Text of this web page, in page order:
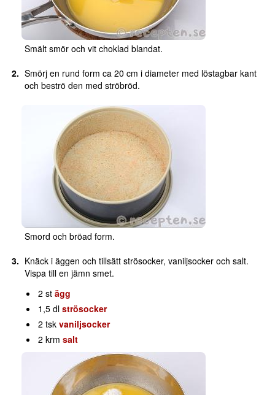
Smält smör och vit choklad blandat.
Smörj en rund form ca 20 cm i diameter med löstagbar kant
och beströ den med ströbröd.
Smord och bröad form.
Knäck i äggen och tillsätt strösocker, vaniljsocker och salt.
Vispa till en jämn smet.
2 stägg
1,5 dlströsocker
2 tskvaniljsocker
2 krmsalt